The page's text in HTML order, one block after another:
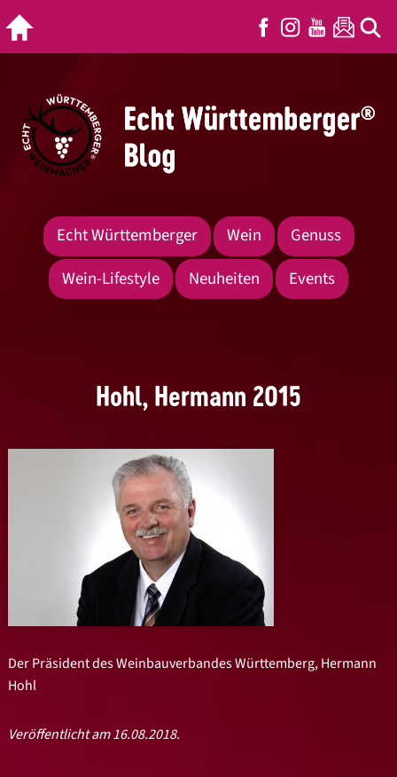
Echt Württemberger Wein
Genuss
Wein-Lifestyle
Neuheiten Events
Hohl, Hermann 2015
Der Präsident des Weinbauverbandes Württemberg, Hermann
Hohl
Veröffentlicht am 16.08.2018.